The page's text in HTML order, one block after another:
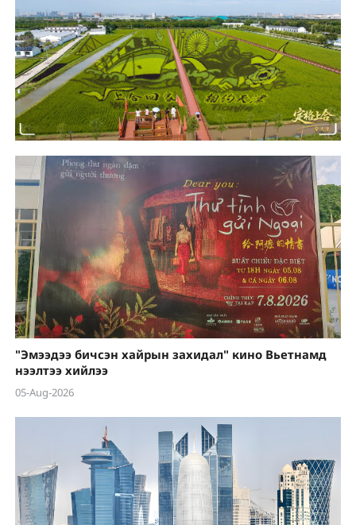
"Эмээдээ бичсэн хайрын захидал" кино Вьетнамд
нээлтээ хийлээ
05-Aug-2026